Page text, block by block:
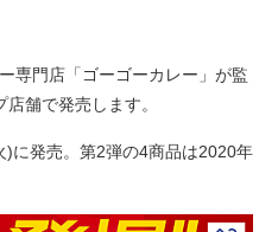
専門店「ゴーゴーカレー」が監
舗で発売します。
に発売。第2弾の4商品は2020年